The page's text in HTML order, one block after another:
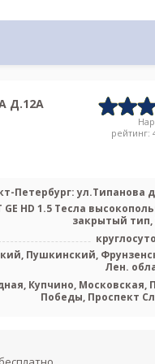
Д.12А
рейтинг:
Петербург: ул.Типанова
GE HD 1.5 Тесла
закрытый тип,
Пушкинский,
Лен.
Купчино, Московская,
Победы, Проспект